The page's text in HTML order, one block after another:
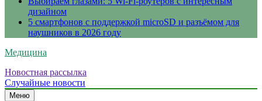
дизайном
5 смартфонов с поддержкой microSD и разъёмом для
наушников в 2026 году
Медицина
Новостная рассылка
Случайные новости
Меню